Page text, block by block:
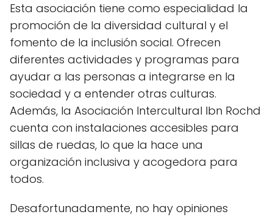
Esta asociación tiene como especialidad la
promoción de la diversidad cultural y el
fomento de la inclusión social. Ofrecen
diferentes actividades y programas para
ayudar a las personas a integrarse en la
sociedad y a entender otras culturas.
Además, la Asociación Intercultural Ibn Rochd
cuenta con instalaciones accesibles para
sillas de ruedas, lo que la hace una
organización inclusiva y acogedora para
todos.
Desafortunadamente, no hay opiniones